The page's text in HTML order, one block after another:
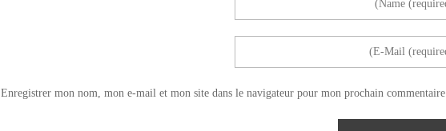
Enregistrer mon nom, mon e-mail et mon site dans le navigateur pour mon prochain commentaire.